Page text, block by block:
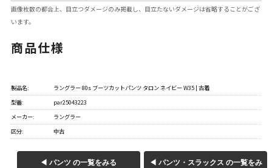
週刊ラッシュアウト新聞
古着コラム
画像枚数の都合上、目立つダメージのみ掲載し、目立たないダメージは省略することがござ
います。
商品仕様
製品名:
ラングラー 80s ブーツカットパンツ タロン ネイビー W35 | 古着
型番:
par25043223
メーカー:
ラングラー
区分:
中古
◀ パンツ の一覧をみる
◀ パンツ・スラックス の一覧をみ